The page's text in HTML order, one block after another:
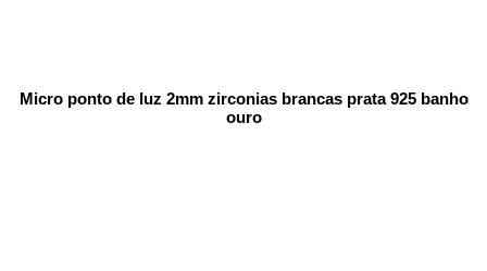
Micro ponto de luz 2mm zirconias brancas prata 925 banho
ouro